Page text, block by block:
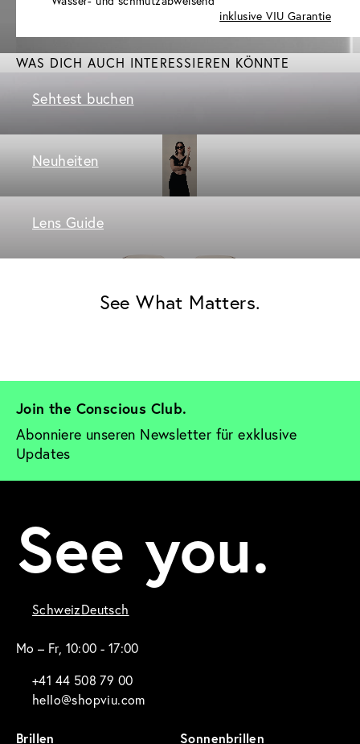
inklusive VIU Garantie
WAS DICH AUCH INTERESSIEREN KÖNNTE
Sehtest buchen
Neuheiten
Lens Guide
See What Matters.
Join the Conscious Club.
Abonniere unseren Newsletter für exklusive
Updates
See you.
SchweizDeutsch
Mo – Fr, 10:00 - 17:00
+41 44 508 79 00
hello@shopviu.com
Brillen Sonnenbrillen